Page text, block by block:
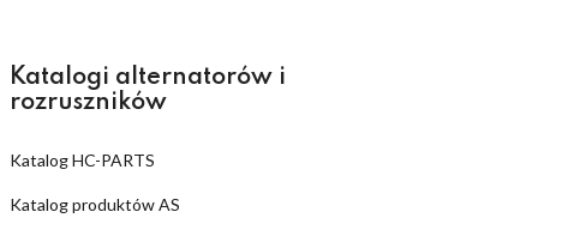
Katalogi alternatorów i
rozruszników
Katalog HC-PARTS
Katalog produktów AS